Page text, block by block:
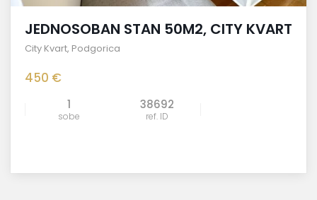
JEDNOSOBAN STAN 50M2, CITY KVART
City Kvart, Podgorica
450 €
1
sobe
38692
ref. ID